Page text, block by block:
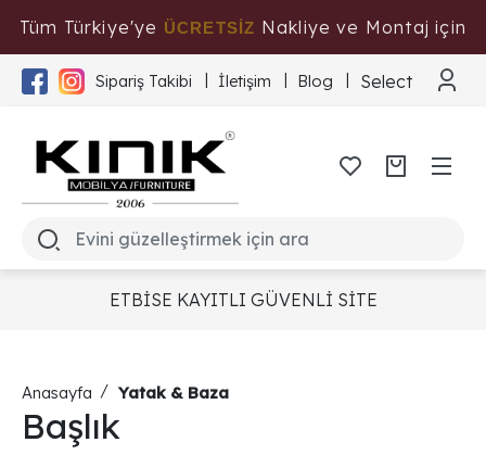
Tüm Türkiye'ye ÜCRETSİZ Nakliye ve Montaj için
Tıklayınız
Sipariş Takibi İletişim Blog Select
ETBİSE KAYITLI GÜVENLİ SİTE
Anasayfa Yatak & Baza
Başlık